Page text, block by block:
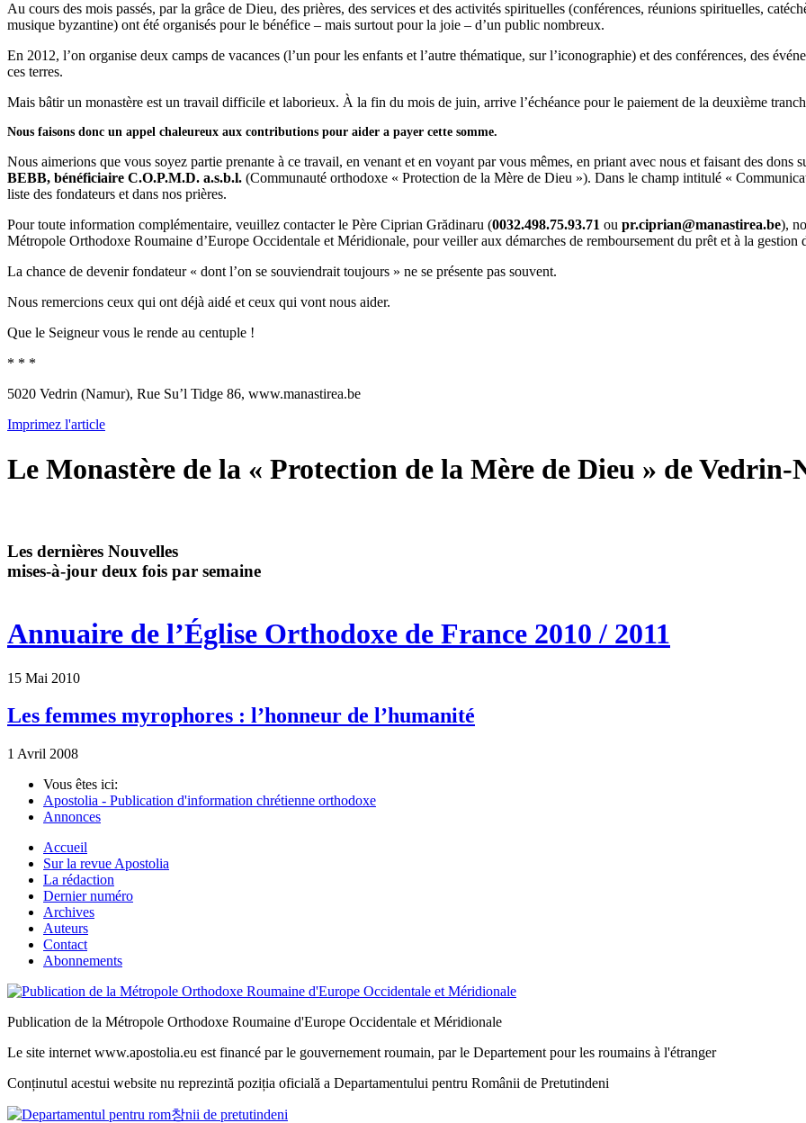
Au cours des mois passés, par la grâce de Dieu, des prières, des services et des activités spirituelles (conférences, réunions spirituelles,
musique byzantine) ont été organisés pour le bénéfice – mais surtout pour la joie – d’un public nombreux.
En 2012, l’on organise deux camps de vacances (l’un pour les enfants et l’autre thématique, sur l’iconographie) et des conférences, des
ces terres.
Mais bâtir un monastère est un travail difficile et laborieux. À la fin du mois de juin, arrive l’échéance pour le paiement de la deuxième
Nous faisons donc un appel chaleureux aux contributions pour aider a payer cette somme.
Nous aimerions que vous soyez partie prenante à ce travail, en venant et en voyant par vous mêmes, en priant avec nous et faisant des dons
BEBB, bénéficiaire C.O.P.M.D. a.s.b.l. (Communauté orthodoxe « Protection de la Mère de Dieu »). Dans le champ intitulé «
liste des fondateurs et dans nos prières.
Pour toute information complémentaire, veuillez contacter le Père Ciprian Grădinaru (0032.498.75.93.71 ou pr.ciprian@manastirea.be),
Métropole Orthodoxe Roumaine d’Europe Occidentale et Méridionale, pour veiller aux démarches de remboursement du prêt et à la gestion
La chance de devenir fondateur « dont l’on se souviendrait toujours » ne se présente pas souvent.
Nous remercions ceux qui ont déjà aidé et ceux qui vont nous aider.
Que le Seigneur vous le rende au centuple !
* * *
5020 Vedrin (Namur), Rue Su’l Tidge 86, www.manastirea.be
Imprimez l'article
Le Monastère de la « Protection de la Mère de Dieu » de
Les dernières Nouvelles
mises-à-jour deux fois par semaine
Annuaire de l’Église Orthodoxe de France 2010 / 2011
15 Mai 2010
Les femmes myrophores : l’honneur de l’humanité
1 Avril 2008
Vous êtes ici:
Apostolia - Publication d'information chrétienne orthodoxe
Annonces
Accueil
Sur la revue Apostolia
La rédaction
Dernier numéro
Archives
Auteurs
Contact
Abonnements
Publication de la Métropole Orthodoxe Roumaine d'Europe Occidentale et Méridionale
Le site internet www.apostolia.eu est financé par le gouvernement roumain, par le Departement pour les roumains à l'étranger
Conținutul acestui website nu reprezintă poziția oficială a Departamentului pentru Românii de Pretutindeni